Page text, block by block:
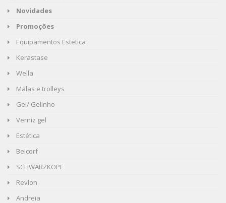
Novidades
Promoções
Equipamentos Estetica
Kerastase
Wella
Malas e trolleys
Gel/ Gelinho
Verniz gel
Estética
Belcorf
SCHWARZKOPF
Revlon
Andreia